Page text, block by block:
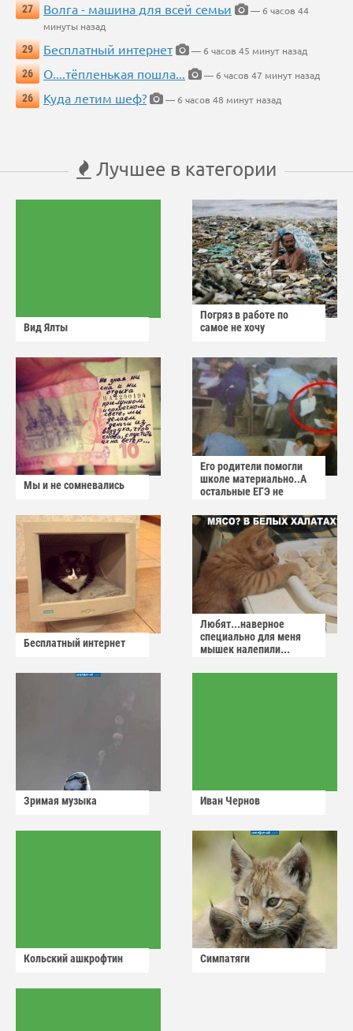
27
Волга - машина для всей семьи
— 6 часов 44
минуты назад
29
Бесплатный интернет
— 6 часов 45 минут назад
26
О....тёпленькая пошла...
— 6 часов 47 минут назад
26
Куда летим шеф? — 6 часов 48 минут назад
Лучшее в категории
Вид Ялты
Погряз в работе по
самое не хочу
Мы и не сомневались
Его родители помогли
школе материально..А
остальные ЕГЭ не
Бесплатный интернет
Любят...наверное
специально для меня
мышек налепили...
Зримая музыка Иван Чернов
Кольский ашкрофтин Симпатяги